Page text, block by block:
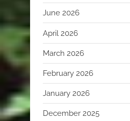
June 2026
April 2026
March 2026
February 2026
January 2026
December 2025